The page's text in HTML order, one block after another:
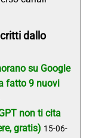
dallo
su Google
fatto 9 nuovi
non ti cita
gratis) 15-06-